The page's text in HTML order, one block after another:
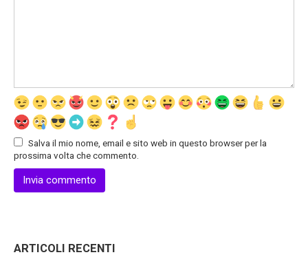
Salva il mio nome, email e sito web in questo browser per la
prossima volta che commento.
ARTICOLI RECENTI